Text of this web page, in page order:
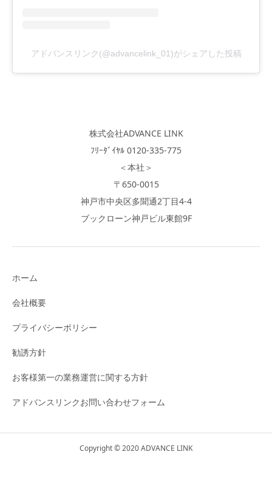
アドバンスリンク(@advancelink_01)がシェアした投稿
株式会社ADVANCE LINK
ﾌﾘｰﾀﾞｲﾔﾙ 0120-335-775
＜本社＞
〒650-0015
神戸市中央区多聞通2丁目4-4
ブックローン神戸ビル東館9F
ホーム
会社概要
プライバシーポリシー
勧誘方針
お客様第一の業務運営に関する方針
アドバンスリンクお問い合わせフォーム
Copyright © 2020 ADVANCE LINK